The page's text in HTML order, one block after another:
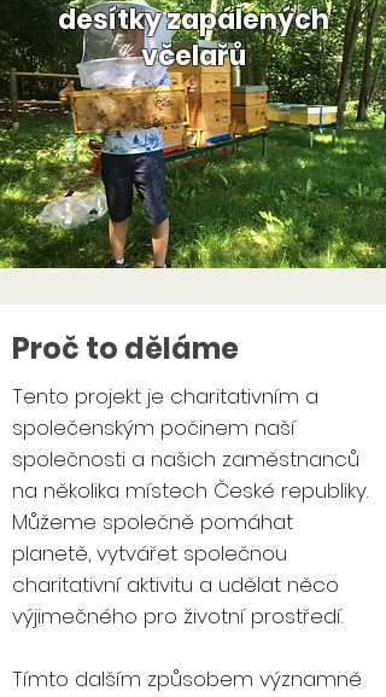
desítky zapálených
včelařů
Proč to děláme
Tento projekt je charitativním a
společenským počinem naší
společnosti a našich zaměstnanců
na několika místech České republiky.
Můžeme společně pomáhat
planetě, vytvářet společnou
charitativní aktivitu a udělat něco
výjimečného pro životní prostředí.
Tímto dalším způsobem významně